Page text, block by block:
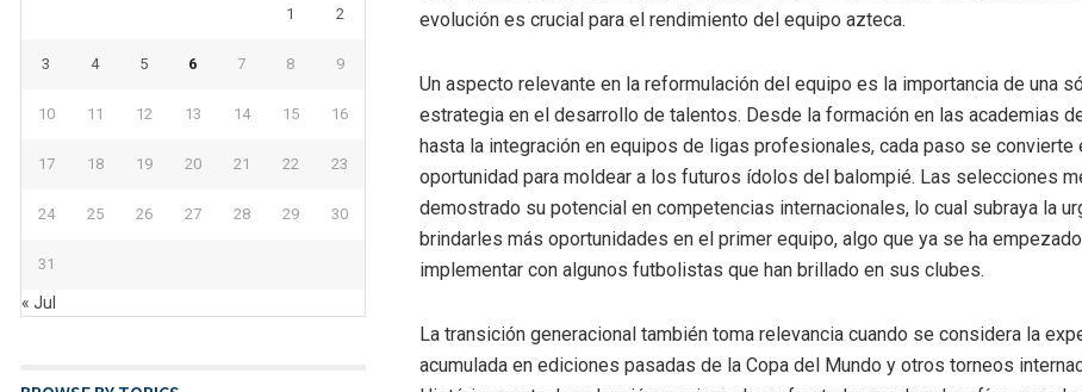
evolución es crucial para el rendimiento del equipo azteca.
Un aspecto relevante en la reformulación del equipo es la importancia de una
estrategia en el desarrollo de talentos. Desde la formación en las academias
hasta la integración en equipos de ligas profesionales, cada paso se convierte
oportunidad para moldear a los futuros ídolos del balompié. Las selecciones
demostrado su potencial en competencias internacionales, lo cual subraya la
brindarles más oportunidades en el primer equipo, algo que ya se ha
implementar con algunos futbolistas que han brillado en sus clubes.
La transición generacional también toma relevancia cuando se considera la
acumulada en ediciones pasadas de la Copa del Mundo y otros torneos
1 2
3 4 5 6 7 8 9
10 11 12 13 14 15 16
17 18 19 20 21 22 23
24 25 26 27 28 29 30
31
« Jul